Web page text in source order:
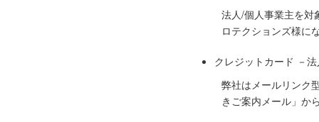
法人/個人事業主を対
ロテクションズ様に
クレジットカード －
弊社はメールリンク
きご案内メール」か